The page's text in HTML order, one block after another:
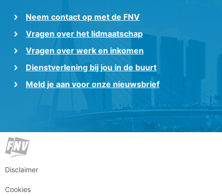
Neem contact op met de FNV
Vragen over het lidmaatschap
Vragen over werk en inkomen
Dienstverlening bij jou in de buurt
Meld je aan voor onze nieuwsbrief
Disclaimer
Cookies